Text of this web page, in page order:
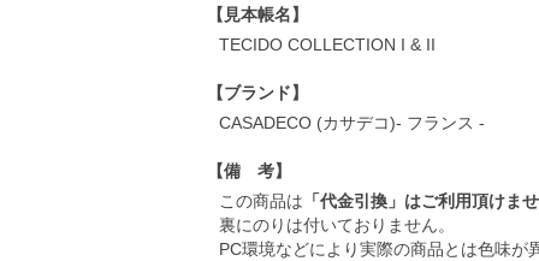
【見本帳名】
TECIDO COLLECTION I & II
【ブランド】
CASADECO (カサデコ)- フランス -
【備 考】
この商品は 「代金引換」はご利用頂けませ
裏にのりは付いておりません。
PC環境などにより実際の商品とは色味が